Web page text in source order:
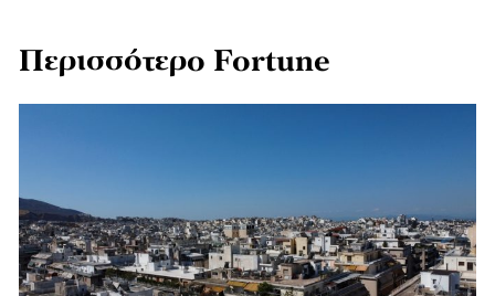
Περισσότερο Fortune